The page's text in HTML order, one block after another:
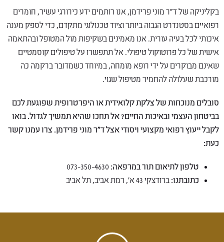
בקליניקה של ד"ר מוני פרידמן, אנו רותמים ידע כירורגי עשיר, חומרים
רפואיים בסטנדרט הגבוה ביותר וציוד טכנולוגי מתקדם, כדי לספק מענה
איכותי לכל בעיה עורית. אנו מאמינים בשקיפות מול המטופל ובהתאמה
אישית של כל פרוטוקול טיפולי. אל תתפשרו על טיפולים קוסמטיים
שאינם מבוקרים על ידי רופא מומחה, במיוחד כשמדובר ברקמה כה
מורכבת שעלולה להחמיר מטיפול שגוי.
סובלים מנוכחות של צלקת קלואידית או היפרטרופית שפוגעת לכם
בביטחון העצמי ובאיכות החיים? אל תחכו שהיא תמשיך לגדול. בואו
לקבל ייעוץ רפואי מקצועי ויסודי אצל ד"ר מוני פרידמן. צרו עמנו קשר
כעת:
טלפון לתיאום תור במרפאה:
כתובתנו: ברודצקי 43 א', רמת אביב, תל אביב